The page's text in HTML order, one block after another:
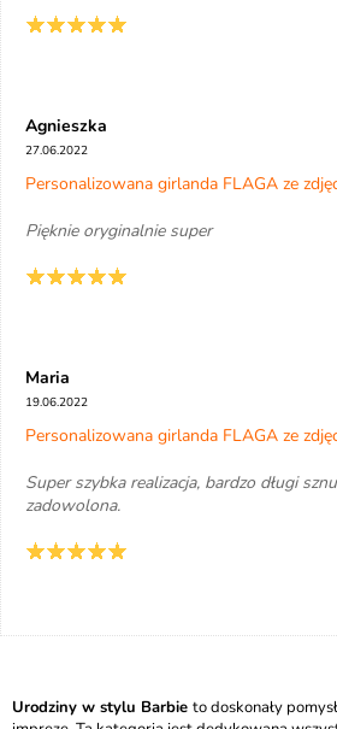
Agnieszka
27.06.2022
Personalizowana girlanda FLAGA ze
Pięknie oryginalnie super
Maria
19.06.2022
Personalizowana girlanda FLAGA ze
Super szybka realizacja, bardzo długi
zadowolona.
Urodziny w stylu Barbie to doskonały